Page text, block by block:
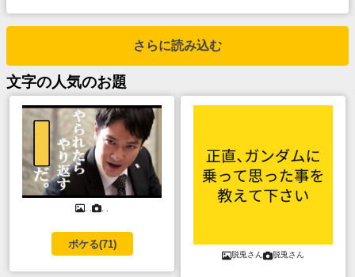
さらに読み込む
文字の人気のお題
ボケる(71)
脱兎さん 脱兎さん